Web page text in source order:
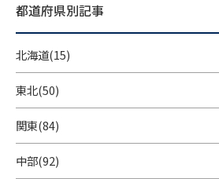
都道府県別記事
北海道(15)
東北(50)
関東(84)
中部(92)